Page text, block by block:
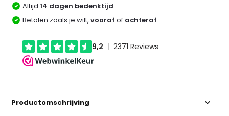
Altijd14 dagen bedenktijd
Betalen zoals je wilt,vooraf of achteraf
Productomschrijving